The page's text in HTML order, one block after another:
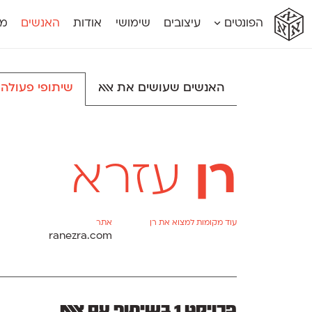
אא
אא
א
א
הפונטים עיצובים שימושי אודות האנשים
האנשים שעושים את אאא שיתופי פעולה
רן עזרא
עוד מקומות למצוא את רן אתר
ranezra.com